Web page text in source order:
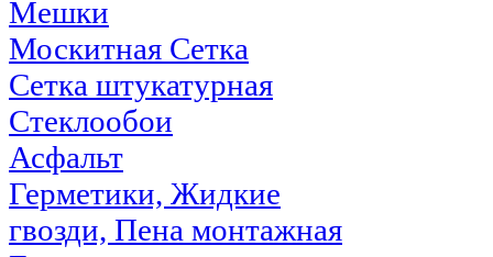
Мешки
Москитная Сетка
Сетка штукатурная
Стеклообои
Асфальт
Герметики, Жидкие
гвозди, Пена монтажная